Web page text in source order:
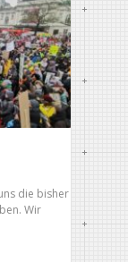
die bisher
Wir